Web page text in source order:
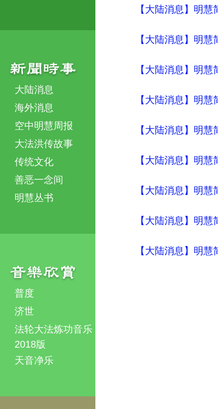
大陆消息
海外消息
空中明慧周报
大法洪传故事
传统文化
善恶一念间
明慧丛书
普度
济世
法轮大法炼功音乐
2018版
天音净乐
【大陆消息】明
【大陆消息】明
【大陆消息】明
【大陆消息】明
【大陆消息】明
【大陆消息】明
【大陆消息】明
【大陆消息】明
【大陆消息】明